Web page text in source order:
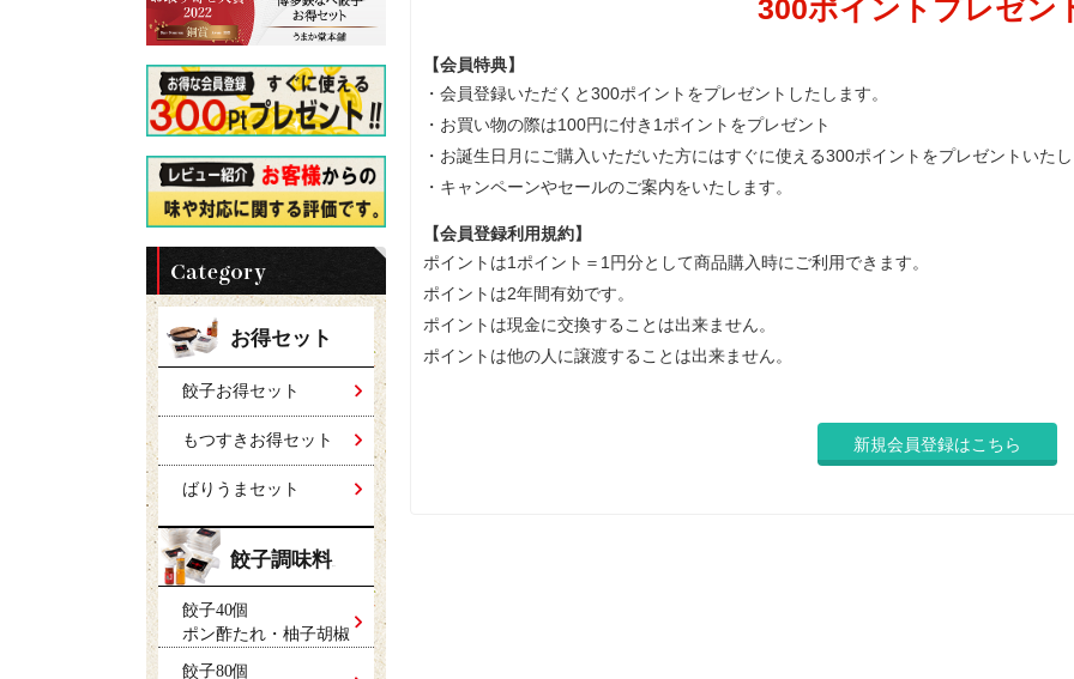
お得セット
餃子お得セット
もつすきお得セット
ばりうまセット
餃子調味料
餃子40個
ポン酢たれ・柚子胡椒
餃子80個
300ポイントプレゼン
【会員特典】
・会員登録いただくと300ポイントをプレゼントしたします。
・お買い物の際は100円に付き1ポイントをプレゼント
・お誕生日月にご購入いただいた方にはすぐに使える300ポイントをプレゼントいた
・キャンペーンやセールのご案内をいたします。
【会員登録利用規約】
ポイントは1ポイント＝1円分として商品購入時にご利用できます。
ポイントは2年間有効です。
ポイントは現金に交換することは出来ません。
ポイントは他の人に譲渡することは出来ません。
新規会員登録はこちら